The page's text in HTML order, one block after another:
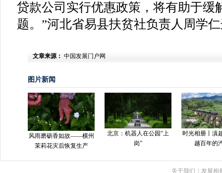
贷款公司实行优惠政策，将有助于缓
题。”河北省易县扶贫社负责人周学
文章来源： 中国发展门户网